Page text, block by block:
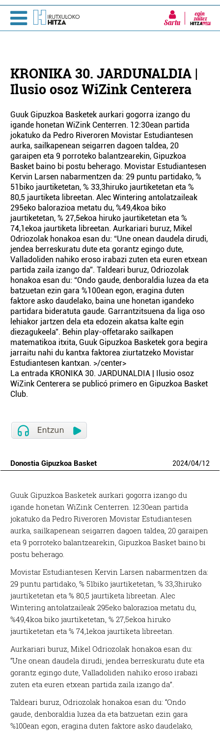
Sartu
KRONIKA 30. JARDUNALDIA |
Ilusio osoz WiZink Centerera
Guuk Gipuzkoa Basketek aurkari gogorra izango du
igande honetan WiZink Centerren. 12:30ean partida
jokatuko da Pedro Riveroren Movistar Estudiantesen
aurka, sailkapenean seigarren dagoen taldea, 20
garaipen eta 9 porroteko balantzearekin, Gipuzkoa
Basket baino bi postu beherago. Movistar Estudiantesen
Kervin Larsen nabarmentzen da: 29 puntu partidako, %
51biko jaurtiketetan, % 33,3hiruko jaurtiketetan eta %
80,5 jaurtiketa libreetan. Alec Wintering antolatzaileak
295eko balorazioa metatu du, %49,4koa biko
jaurtiketetan, % 27,5ekoa hiruko jaurtiketetan eta %
74,1ekoa jaurtiketa libreetan. Aurkariari buruz, Mikel
Odriozolak honakoa esan du: “Une onean daudela dirudi,
jendea berreskuratu dute eta gorantz egingo dute,
Valladoliden nahiko eroso irabazi zuten eta euren etxean
partida zaila izango da”. Taldeari buruz, Odriozolak
honakoa esan du: “Ondo gaude, denboraldia luzea da eta
batzuetan ezin gara %100ean egon, eragina duten
faktore asko daudelako, baina une honetan igandeko
partidara bideratuta gaude. Garrantzitsuena da liga oso
lehiakor jartzen dela eta edozein akatsa kalte egin
diezagukeela”. Behin play-offetarako sailkapen
matematikoa itxita, Guuk Gipuzkoa Basketek gora begira
jarraitu nahi du kantxa faktorea ziurtatzeko Movistar
Estudiantesen kantxan. >/center>
La entrada KRONIKA 30. JARDUNALDIA | Ilusio osoz
WiZink Centerera se publicó primero en Gipuzkoa Basket
Club.
Donostia Gipuzkoa Basket 2024/04/12
Guuk Gipuzkoa Basketek aurkari gogorra izango du
igande honetan WiZink Centerren. 12:30ean partida
jokatuko da Pedro Riveroren Movistar Estudiantesen
aurka, sailkapenean seigarren dagoen taldea, 20 garaipen
eta 9 porroteko balantzearekin, Gipuzkoa Basket baino bi
postu beherago.
Movistar Estudiantesen Kervin Larsen nabarmentzen da:
29 puntu partidako, % 51biko jaurtiketetan, % 33,3hiruko
jaurtiketetan eta % 80,5 jaurtiketa libreetan. Alec
Wintering antolatzaileak 295eko balorazioa metatu du,
%49,4koa biko jaurtiketetan, % 27,5ekoa hiruko
jaurtiketetan eta % 74,1ekoa jaurtiketa libreetan.
Aurkariari buruz, Mikel Odriozolak honakoa esan du:
“Une onean daudela dirudi, jendea berreskuratu dute eta
gorantz egingo dute, Valladoliden nahiko eroso irabazi
zuten eta euren etxean partida zaila izango da”.
Taldeari buruz, Odriozolak honakoa esan du: “Ondo
gaude, denboraldia luzea da eta batzuetan ezin gara
%100ean egon, eragina duten faktore asko daudelako,